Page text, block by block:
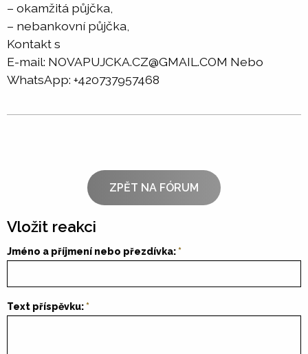
– okamžitá půjčka,
– nebankovní půjčka,
Kontakt s
E-mail: NOVAPUJCKA.CZ@GMAIL.COM Nebo
WhatsApp: +420737957468
ZPĚT NA FÓRUM
Vložit reakci
Jméno a příjmení nebo přezdívka:
Text příspěvku: